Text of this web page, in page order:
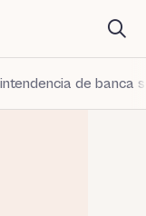
de banca